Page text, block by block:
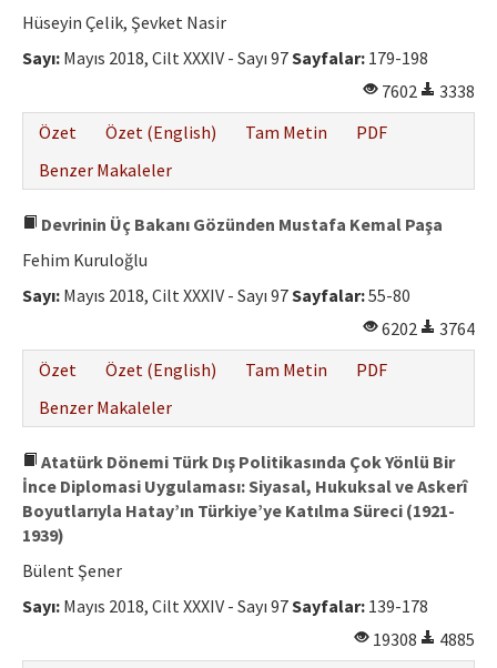
Hüseyin Çelik, Şevket Nasir
Sayı: Mayıs 2018, Cilt XXXIV - Sayı 97Sayfalar: 179-198
7602
3338
Özet
Özet (English) Tam Metin
PDF
Benzer Makaleler
Devrinin Üç Bakanı Gözünden Mustafa Kemal Paşa
Fehim Kuruloğlu
Sayı: Mayıs 2018, Cilt XXXIV - Sayı 97Sayfalar:55-80
6202
3764
Özet
Özet (English) Tam Metin
PDF
Benzer Makaleler
Atatürk Dönemi Türk Dış Politikasında Çok Yönlü Bir
İnce Diplomasi Uygulaması: Siyasal, Hukuksal ve Askerî
Boyutlarıyla Hatay’ın Türkiye’ye Katılma Süreci (1921-
1939)
Bülent Şener
Sayı: Mayıs 2018, Cilt XXXIV - Sayı 97Sayfalar: 139-178
19308
4885